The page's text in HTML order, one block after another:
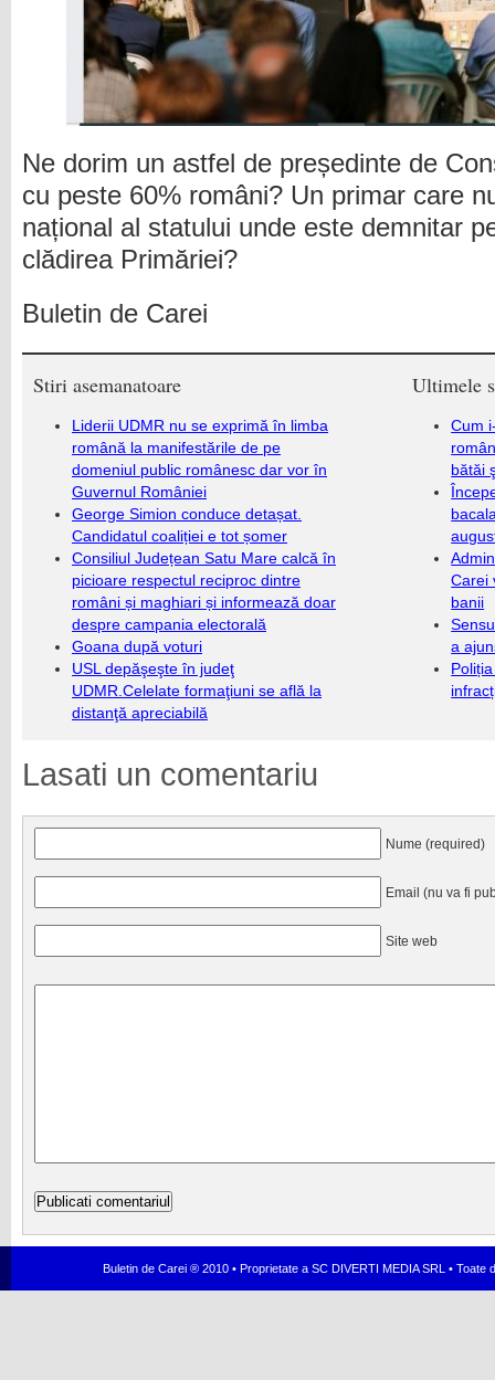
Ne dorim un astfel de președinte de
cu peste 60% români? Un primar care
național al statului unde este demnitar
clădirea Primăriei?
Buletin de Carei
Stiri asemanatoare
Liderii UDMR nu se exprimă în limba
română la manifestările de pe
domeniul public românesc dar vor în
Guvernul României
George Simion conduce detașat.
Candidatul coaliției e tot șomer
Consiliul Județean Satu Mare calcă în
picioare respectul reciproc dintre
români și maghiari și informează doar
despre campania electorală
Goana după voturi
USL depăşeşte în judeţ
UDMR.Celelate formaţiuni se află la
distanţă apreciabilă
Ultimele
Cum
bătăi
Carei
banii
a
Lasati un comentariu
Nume (required)
Email (nu va fi
Site web
Buletin de Carei ® 2010 • Proprietate a SC DIVERTI MEDIA SRL •